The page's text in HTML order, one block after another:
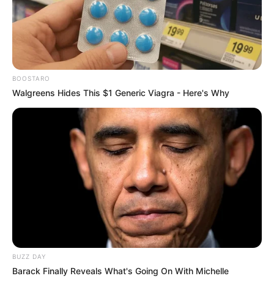
BOOSTARO
Walgreens Hides This $1 Generic Viagra - Here's Why
BUZZ DAY
Barack Finally Reveals What's Going On With Michelle